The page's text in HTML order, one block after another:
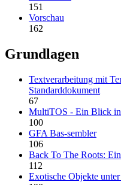
151
Vorschau
162
Grundlagen
Textverarbeitung mit
Standarddokument
67
MultiTOS - Ein Blick
100
GFA Bas-sembler
106
Back To The Roots:
112
Exotische Objekte